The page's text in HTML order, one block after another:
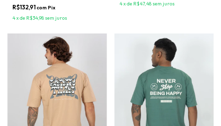
R$132,91com Pix
4xde R$34,98 sem juros
4xde R$47,48 sem juros